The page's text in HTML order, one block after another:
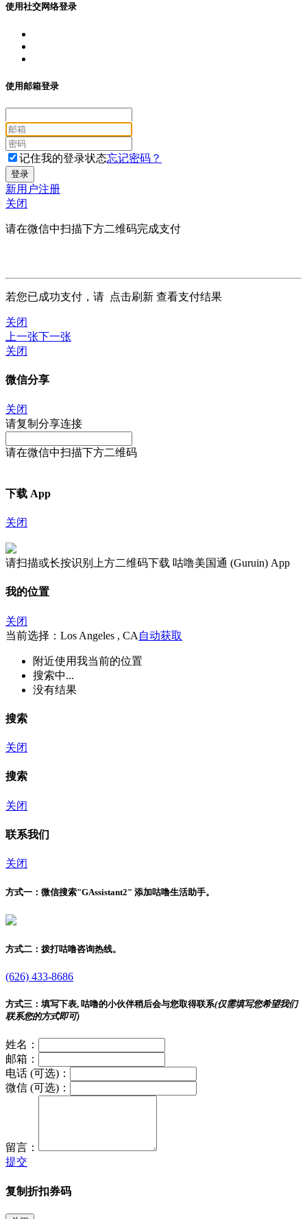
使用社交网络登录
使用邮箱登录
记住我的登录状态忘记密码？
新用户注册
关闭
请在微信中扫描下方二维码完成支付
若您已成功支付，请 点击刷新 查看支付结果
关闭
上一张下一张
关闭
微信分享
关闭
请复制分享连接
请在微信中扫描下方二维码
下载 App
关闭
请扫描或长按识别上方二维码下载 咕噜美国通 (Guruin) App
我的位置
关闭
当前选择：Los Angeles , CA 自动获取
附近使用我当前的位置
搜索中...
没有结果
搜索
关闭
搜索
关闭
联系我们
关闭
方式一： 微信搜索"GAssistant2" 添加咕噜生活助手。
方式二： 拨打咕噜咨询热线。
(626) 433-8686
方式三： 填写下表, 咕噜的小伙伴稍后会与您取得联系(仅需填写您希望我们
联系您的方式即可)
姓名：
邮箱：
电话 (可选)：
微信 (可选)：
留言：
提交
复制折扣券码